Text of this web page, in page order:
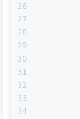
26
27
28
29
30
31
32
33
34